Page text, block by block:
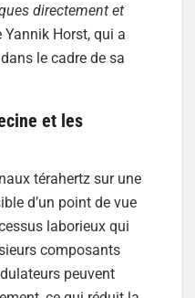
directement et
Yannik Horst, qui a
le cadre de sa
et les
térahertz sur une
d’un point de vue
laborieux qui
composants
peuvent